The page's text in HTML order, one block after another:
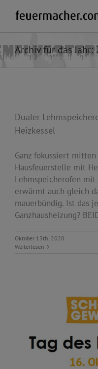
Inhalt
Archiv für das Jahr:
Dualer
Heizkessel
Ganz fokussiert
Hausfeuerstelle mit
Lehmspeicherofen
erwärmt auch gleich
mauerbündig. Ist das
Ganzhausheizung?
Oktober 13th, 2020
Weiterlesen